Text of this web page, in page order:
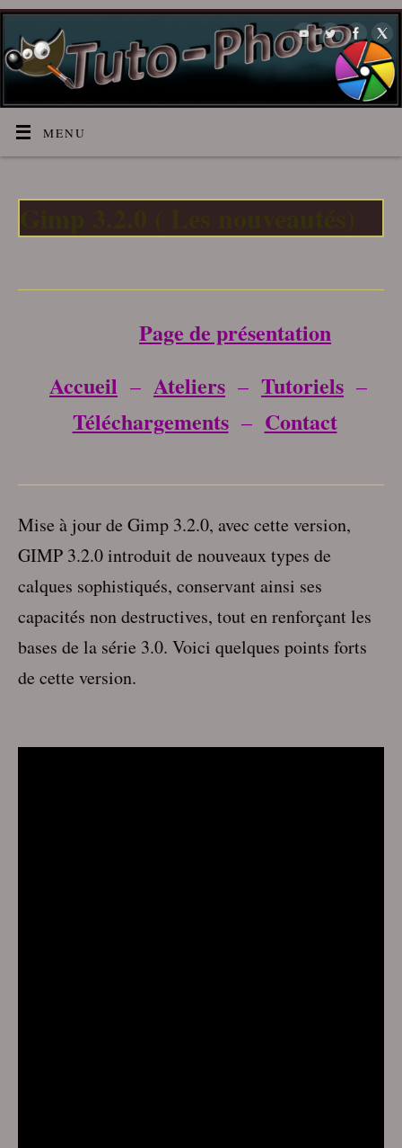
MENU
Page de présentation
Accueil – Ateliers – Tutoriels –
Téléchargements– Contact
Mise à jour de Gimp 3.2.0, avec cette version,
GIMP 3.2.0 introduit de nouveaux types de
calques sophistiqués, conservant ainsi ses
capacités non destructives, tout en renforçant les
bases de la série 3.0. Voici quelques points forts
de cette version.